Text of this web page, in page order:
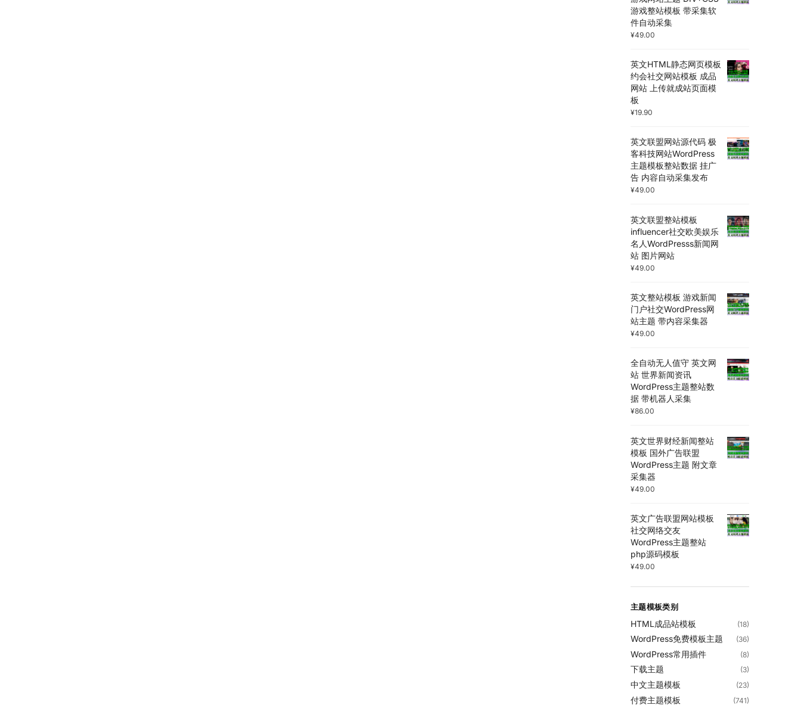
游戏整站模板 带采集软
件自动采集
¥49.00
英文HTML静态网页模板
约会社交网站模板 成品
网站 上传就成站页面模
板
¥19.90
英文联盟网站源代码 极
客科技网站WordPress
主题模板整站数据 挂广
告 内容自动采集发布
¥49.00
英文联盟整站模板
influencer社交欧美娱乐
名人WordPresss新闻网
站 图片网站
¥49.00
英文整站模板 游戏新闻
门户社交WordPress网
站主题 带内容采集器
¥49.00
全自动无人值守 英文网
站 世界新闻资讯
WordPress主题整站数
据 带机器人采集
¥86.00
英文世界财经新闻整站
模板 国外广告联盟
WordPress主题 附文章
采集器
¥49.00
英文广告联盟网站模板
社交网络交友
WordPress主题整站
php源码模板
¥49.00
主题模板类别
HTML成品站模板 (18)
WordPress免费模板主题 (36)
WordPress常用插件 (8)
下载主题 (3)
中文主题模板 (23)
付费主题模板 (741)